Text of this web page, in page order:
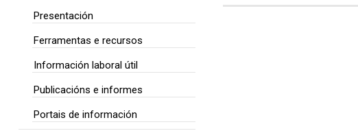
Presentación
Ferramentas e recursos
Información laboral útil
Publicacións e informes
Portais de información